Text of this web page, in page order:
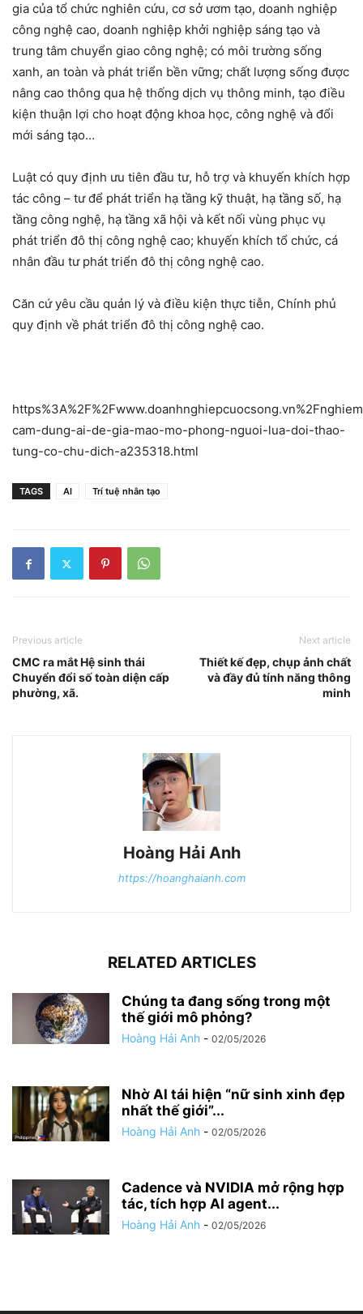
gia của tổ chức nghiên cứu, cơ sở ươm tạo, doanh nghiệp
công nghệ cao, doanh nghiệp khởi nghiệp sáng tạo và
trung tâm chuyển giao công nghệ; có môi trường sống
xanh, an toàn và phát triển bền vững; chất lượng sống được
nâng cao thông qua hệ thống dịch vụ thông minh, tạo điều
kiện thuận lợi cho hoạt động khoa học, công nghệ và đổi
mới sáng tạo…
Luật có quy định ưu tiên đầu tư, hỗ trợ và khuyến khích hợp
tác công – tư để phát triển hạ tầng kỹ thuật, hạ tầng số, hạ
tầng công nghệ, hạ tầng xã hội và kết nối vùng phục vụ
phát triển đô thị công nghệ cao; khuyến khích tổ chức, cá
nhân đầu tư phát triển đô thị công nghệ cao.
Căn cứ yêu cầu quản lý và điều kiện thực tiễn, Chính phủ
quy định về phát triển đô thị công nghệ cao.
cam-dung-ai-de-gia-mao-mo-phong-nguoi-lua-doi-thao-
tung-co-chu-dich-a235318.html
TAGS AI Trí tuệ nhân tạo
Previous article
CMC ra mắt Hệ sinh thái
Chuyển đổi số toàn diện cấp
phường, xã.
Next article
Thiết kế đẹp, chụp ảnh chất
và đầy đủ tính năng thông
minh
Hoàng Hải Anh
https://hoanghaianh.com
RELATED ARTICLES
Chúng ta đang sống trong một
thế giới mô phỏng?
Hoàng Hải Anh - 02/05/2026
Nhờ AI tái hiện “nữ sinh xinh đẹp
nhất thế giới”...
Hoàng Hải Anh - 02/05/2026
Cadence và NVIDIA mở rộng hợp
tác, tích hợp AI agent...
Hoàng Hải Anh - 02/05/2026